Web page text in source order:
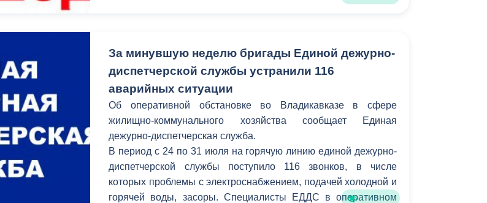
За минувшую неделю бригады Единой дежурно-
диспетчерской службы устранили 116
аварийных ситуации
Об оперативной обстановке во Владикавказе в сфере
жилищно-коммунального хозяйства сообщает Единая
дежурно-диспетчерская служба.
В период c 24 по 31 июля на горячую линию единой дежурно-
диспетчерской службы поступило 116 звонков, в числе
которых проблемы с электроснабжением, подачей холодной и
горячей воды, засоры. Специалисты ЕДДС в оперативном